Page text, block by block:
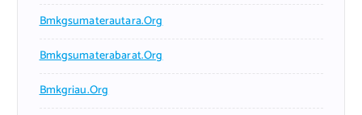
Bmkgsumaterautara.org
Bmkgsumaterabarat.org
Bmkgriau.org